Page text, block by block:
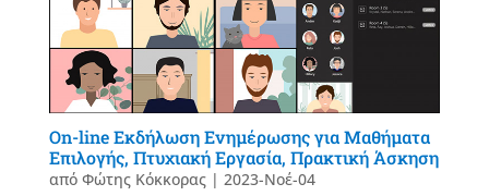
On-line Εκδήλωση Ενημέρωσης για Μαθήματα
Επιλογής, Πτυχιακή Εργασία, Πρακτική Άσκηση
από Φώτης Κόκκορας| 2023-Νοέ-04